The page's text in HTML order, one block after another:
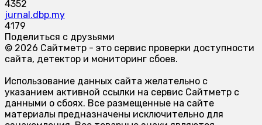
4352
jurnal.dbp.my
4179
Поделиться с друзьями
© 2026 Сайтметр - это сервис проверки доступности
сайта, детектор и мониторинг сбоев.
Использование данных сайта желательно с
указанием активной ссылки на сервис Сайтметр с
данными о сбоях. Все размещенные на сайте
материалы предназначены исключительно для